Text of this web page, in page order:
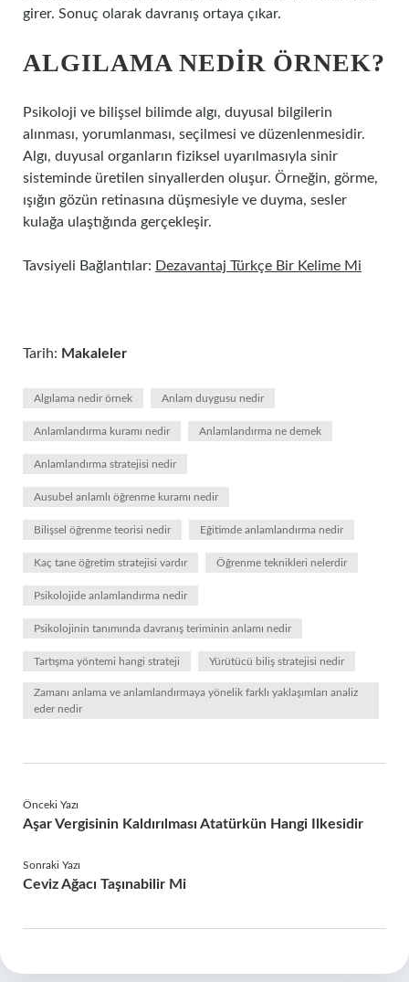
girer. Sonuç olarak davranış ortaya çıkar.
ALGILAMA NEDIR ÖRNEK?
Psikoloji ve bilişsel bilimde algı, duyusal bilgilerin
alınması, yorumlanması, seçilmesi ve düzenlenmesidir.
Algı, duyusal organların fiziksel uyarılmasıyla sinir
sisteminde üretilen sinyallerden oluşur. Örneğin, görme,
ışığın gözün retinasına düşmesiyle ve duyma, sesler
kulağa ulaştığında gerçekleşir.
Tavsiyeli Bağlantılar: Dezavantaj Türkçe Bir Kelime Mi
Tarih: Makaleler
Algılama nedir örnek Anlam duygusu nedir
Anlamlandırma kuramı nedir Anlamlandırma ne demek
Anlamlandırma stratejisi nedir
Ausubel anlamlı öğrenme kuramı nedir
Bilişsel öğrenme teorisi nedir Eğitimde anlamlandırma nedir
Kaç tane öğretim stratejisi vardır Öğrenme teknikleri nelerdir
Psikolojide anlamlandırma nedir
Psikolojinin tanımında davranış teriminin anlamı nedir
Tartışma yöntemi hangi strateji Yürütücü biliş stratejisi nedir
Zamanı anlama ve anlamlandırmaya yönelik farklı yaklaşımları analiz
eder nedir
Önceki Yazı
Aşar Vergisinin Kaldırılması Atatürkün Hangi Ilkesidir
Sonraki Yazı
Ceviz Ağacı Taşınabilir Mi